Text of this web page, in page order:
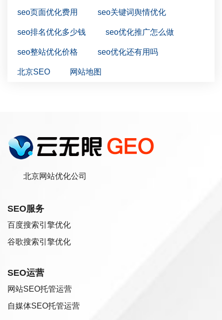
seo页面优化费用 seo关键词舆情优化
seo排名优化多少钱 seo优化推广怎么做
seo整站优化价格 seo优化还有用吗
北京SEO 网站地图
北京网站优化公司
SEO服务
百度搜索引擎优化
谷歌搜索引擎优化
SEO运营
网站SEO托管运营
自媒体SEO托管运营